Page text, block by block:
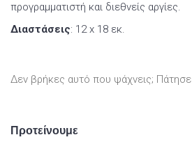
προγραμματιστή και διεθνείς αργίες.
Διαστάσεις: 12 x 18 εκ.
Δεν βρήκες αυτό που ψάχνεις; Πάτησε
Προτείνουμε